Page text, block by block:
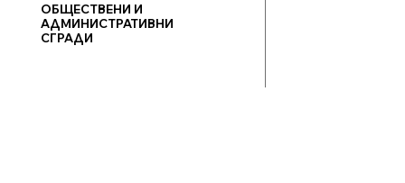
ОБЩЕСТВЕНИ И
АДМИНИСТРАТИВНИ
СГРАДИ